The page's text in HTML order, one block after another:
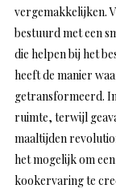
vergemakkelijken.
bestuurd met een
die helpen bij het
heeft de manier
getransformeerd.
ruimte, terwijl
maaltijden
het mogelijk om
kookervaring te